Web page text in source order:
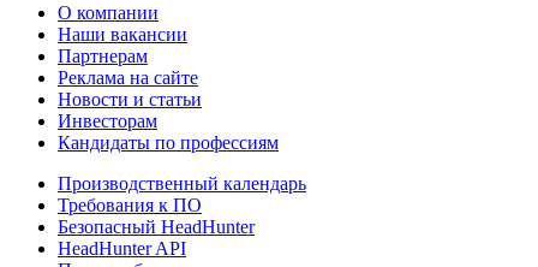
О компании
Наши вакансии
Партнерам
Реклама на сайте
Новости и статьи
Инвесторам
Кандидаты по профессиям
Производственный календарь
Требования к ПО
Безопасный HeadHunter
HeadHunter API